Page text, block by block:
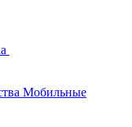
Мобильные